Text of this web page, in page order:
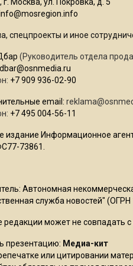
спецпроекты и иное
(Руководитель отдела
+7 909 936-02-90
email:
+7 495 004-56-11
издание Информационное
73861.
Автономная
служба новостей" (ОГРН
редакции может не совпадать с
презентацию: Медиа-кит
или цитировании